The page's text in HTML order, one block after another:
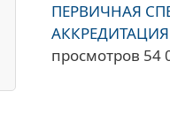
ПЕРВИЧНАЯ
просмотров 54